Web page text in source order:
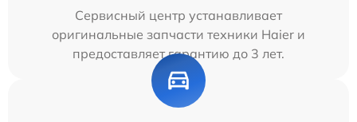
Сервисный центр устанавливает
оригинальные запчасти техники Haier и
предоставляет гарантию до 3 лет.